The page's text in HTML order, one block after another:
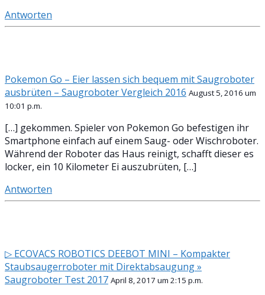
Antworten
Pokemon Go – Eier lassen sich bequem mit Saugroboter
ausbrüten – Saugroboter Vergleich 2016 August 5, 2016 um
10:01 p.m.
[…] gekommen. Spieler von Pokemon Go befestigen ihr
Smartphone einfach auf einem Saug- oder Wischroboter.
Während der Roboter das Haus reinigt, schafft dieser es
locker, ein 10 Kilometer Ei auszubrüten, […]
Antworten
▷ ECOVACS ROBOTICS DEEBOT MINI – Kompakter
Staubsaugerroboter mit Direktabsaugung »
Saugroboter Test 2017 April 8, 2017 um 2:15 p.m.